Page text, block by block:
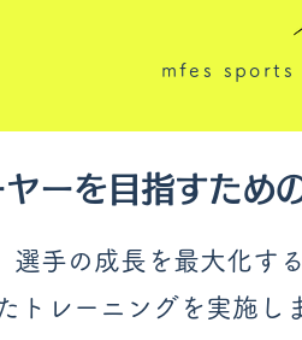
mfes sports
ヤーを目指すため
手の成長を最大化する
トレーニングを実施し